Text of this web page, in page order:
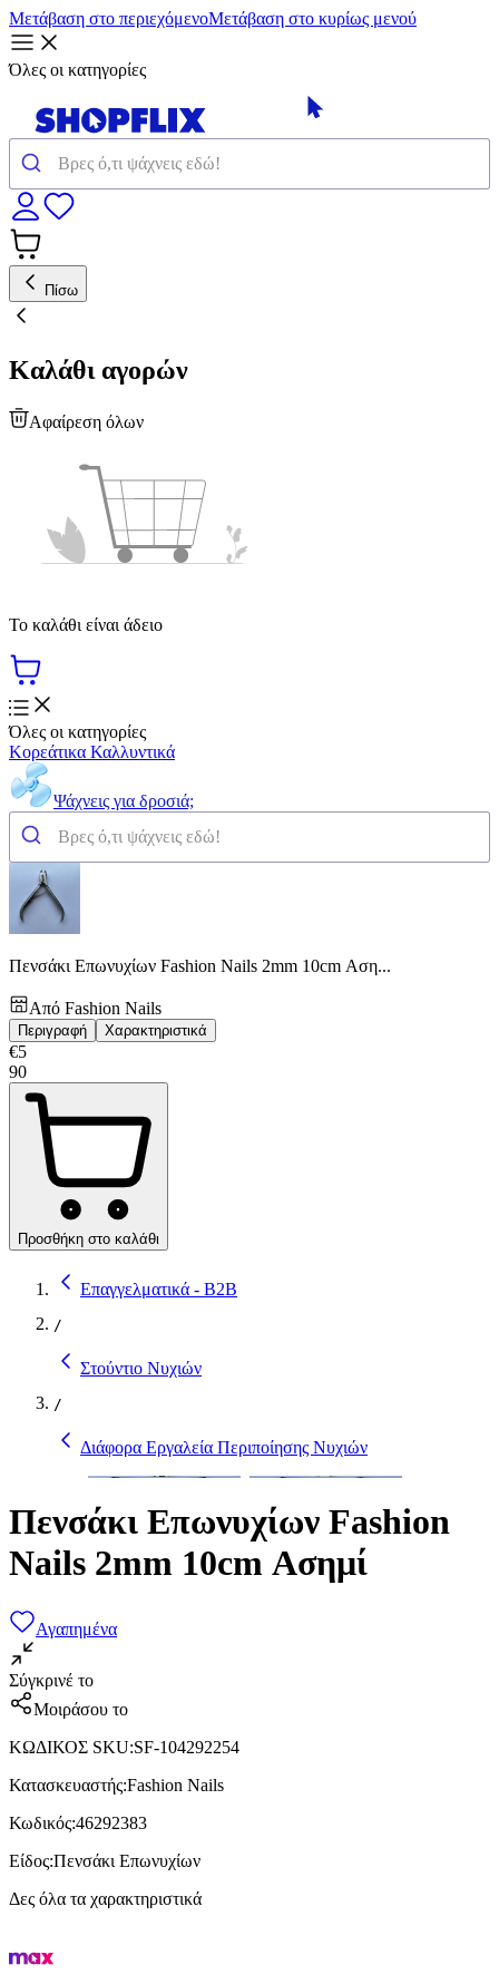
Μετάβαση στο περιεχόμενοΜετάβαση στο κυρίως μενού
Όλες οι κατηγορίες
Πίσω
Καλάθι αγορών
Αφαίρεση όλων
Το καλάθι είναι άδειο
Όλες οι κατηγορίες
Κορεάτικα Καλλυντικά
Ψάχνεις για δροσιά;
Πενσάκι Επωνυχίων Fashion Nails 2mm 10cm Αση...
Από Fashion Nails
Περιγραφή Χαρακτηριστικά
€5
90
Προσθήκη στο καλάθι
Επαγγελματικά - B2B
/
Στούντιο Νυχιών
/
Διάφορα Εργαλεία Περιποίησης Νυχιών
Πενσάκι Επωνυχίων Fashion
Nails 2mm 10cm Ασημί
Αγαπημένα
Σύγκρινέ το
Μοιράσου το
ΚΩΔΙΚΟΣ SKU:SF-104292254
Κατασκευαστής:Fashion Nails
Κωδικός:46292383
Είδος:Πενσάκι Επωνυχίων
Δες όλα τα χαρακτηριστικά